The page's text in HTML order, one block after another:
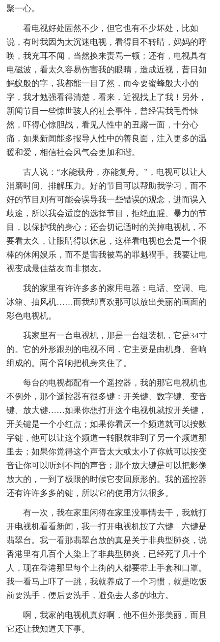
聚一心。
看电视好处固然不少，但它也有不少坏处，比如
说，有时我因为太沉迷电视，看得目不转睛，妈妈的呼
唤，我充耳不闻，当然换来责骂一顿；还有，电视具有
电磁波，看太久容易伤害我的眼睛，造成近视，昔日如
蚂蚁般的字，我都能一目了然，而今要蜜蜂般大小的
字，我才勉强看得清楚，看来，近视找上了我！另外，
新闻节目一些惊世骇人的社会事件，曾经害我毛骨悚
然，吓得心惊胆战，看见人性中的丑露一面，十分心
痛，如果新闻能多报导人性中的善良面，注入更多的温
暖和爱，相信社会风气会更加和谐。
古人说：“水能载舟，亦能复舟。”，电视可以让人
消磨时间、排解压力。好的节目可以帮助我学习，而不
好的节目则有可能会误导我一些错误的观念，进而误入
歧途，所以我会适度的选择节目，拒绝血腥、暴力的节
目，以保护我的身心；还会切记适时的关掉电视机，不
要看太久，让眼睛得以休息，这样看电视也会是一个很
棒的休闲娱乐，而不是害我被骂的罪魁祸手。我要让电
视变成最佳益友而非损友。
我的家里有许许多多的家用电器：电话、空调、电
冰箱、抽风机……而我却喜欢那可以放出美丽的画面的
彩色电视机。
我家里有一台电视机，那是一台组装机，它是34寸
的。它的外形跟别的电视不同，它主要是由机身、音响
组成的。两个音响把机身夹住了。
每台的电视都配有一个遥控器，我的那它电视机也
不例外，那个遥控器有很多键：开关键、数字键、变音
键、放大键……如果你想打开这个电视机就按开关键，
开关键是一个小红点；如果你看厌一个频道就可以按数
字键，他可以让这个频道一转眼就非到了另一个频道那
里去；如果你觉得这个声音太大或太小了你就可以按变
音让你可以听到不同的声音；那个放大键是可以把影像
放大的，一到了极限的时候它变回原形的。我的遥控器
还有许许多多的键，所以它的使用方法很多。
有一次，我在家里闲得在家里没事情去干，我就打
开电视机看看新闻，我一打开电视机按了六键—六键是
翡翠台。我一看那翡翠台放的真是关于非典型肺炎，说
香港里有几百个人染上了非典型肺炎，已经死了几十个
人，现在香港那里每个上街的人都要带上手套和口罩。
我一看马上吓了一跳，我就养成了一个习惯，就是吃饭
前要洗手，便后要洗手，避免去人多的地方。
啊，我家的电视机真好啊，他不但外形美丽，而且
它还让我知道天下事。